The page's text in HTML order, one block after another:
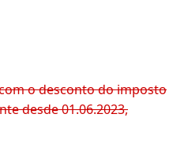
o desconto do imposto
desde 01.06.2023,